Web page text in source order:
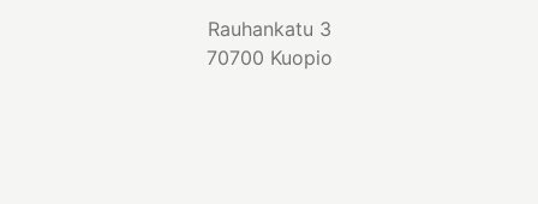
Rauhankatu 3
70700 Kuopio